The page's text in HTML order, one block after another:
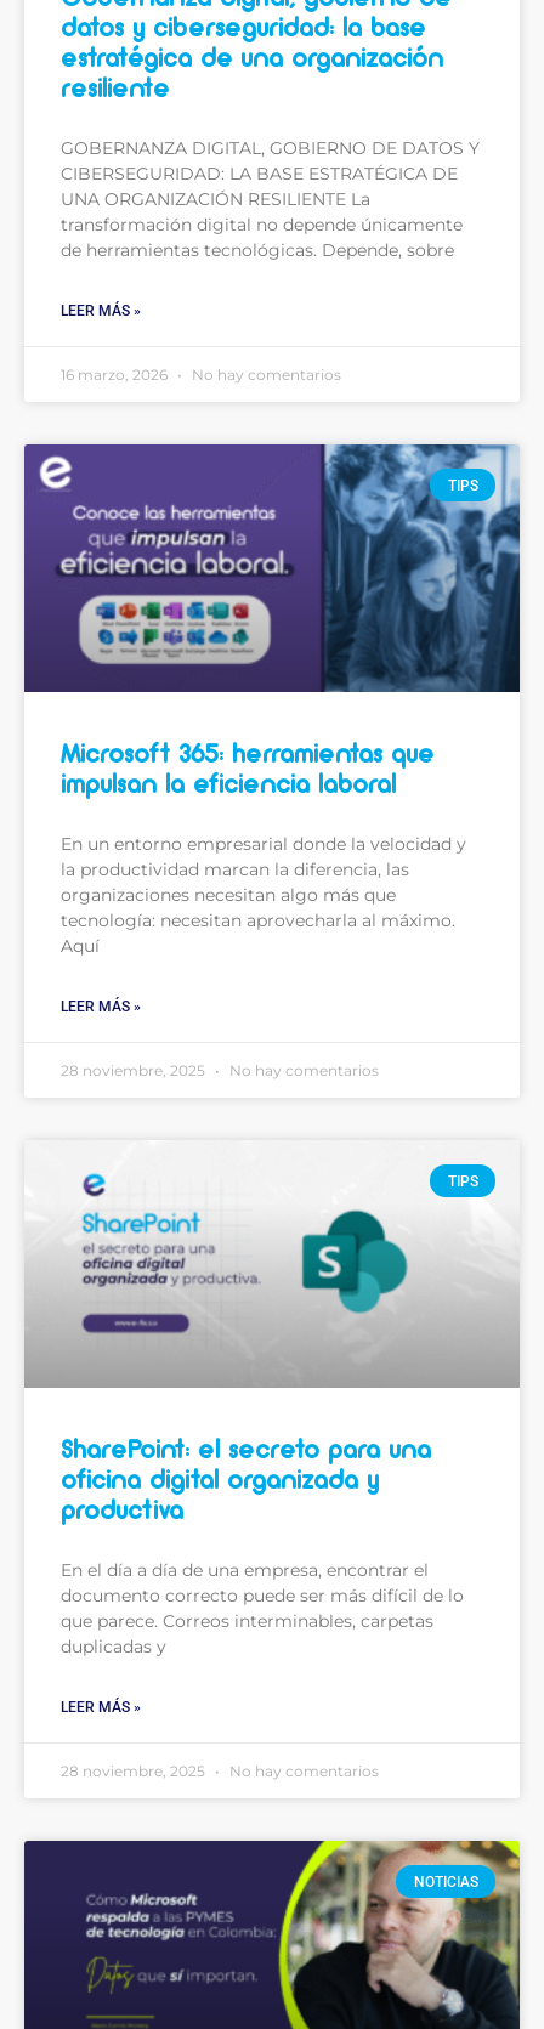
datos y ciberseguridad: la base
estratégica de una organización
resiliente
GOBERNANZA DIGITAL, GOBIERNO DE DATOS Y
CIBERSEGURIDAD: LA BASE ESTRATÉGICA DE
UNA ORGANIZACIÓN RESILIENTE La
transformación digital no depende únicamente
de herramientas tecnológicas. Depende, sobre
LEER MÁS »
16 marzo, 2026 No hay comentarios
TIPS
Microsoft 365: herramientas que
impulsan la eficiencia laboral
En un entorno empresarial donde la velocidad y
la productividad marcan la diferencia, las
organizaciones necesitan algo más que
tecnología: necesitan aprovecharla al máximo.
Aquí
LEER MÁS »
28 noviembre, 2025 No hay comentarios
TIPS
SharePoint: el secreto para una
oficina digital organizada y
productiva
En el día a día de una empresa, encontrar el
documento correcto puede ser más difícil de lo
que parece. Correos interminables, carpetas
duplicadas y
LEER MÁS »
28 noviembre, 2025 No hay comentarios
NOTICIAS